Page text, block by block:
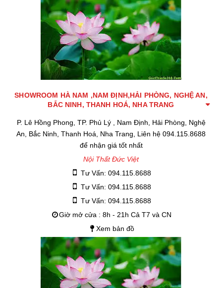
SHOWROOM HÀ NAM ,NAM ĐỊNH,HẢI PHÒNG, NGHỆ AN,
BẮC NINH, THANH HOÁ, NHA TRANG
P. Lê Hồng Phong, TP. Phủ Lý , Nam Định, Hải Phòng, Nghệ
An, Bắc Ninh, Thanh Hoá, Nha Trang, Liên hệ 094.115.8688
để nhận giá tốt nhất
Nội Thất Đức Việt
Tư Vấn: 094.115.8688
Tư Vấn: 094.115.8688
Tư Vấn: 094.115.8688
Giờ mở cửa : 8h - 21h Cả T7 và CN
Xem bản đồ